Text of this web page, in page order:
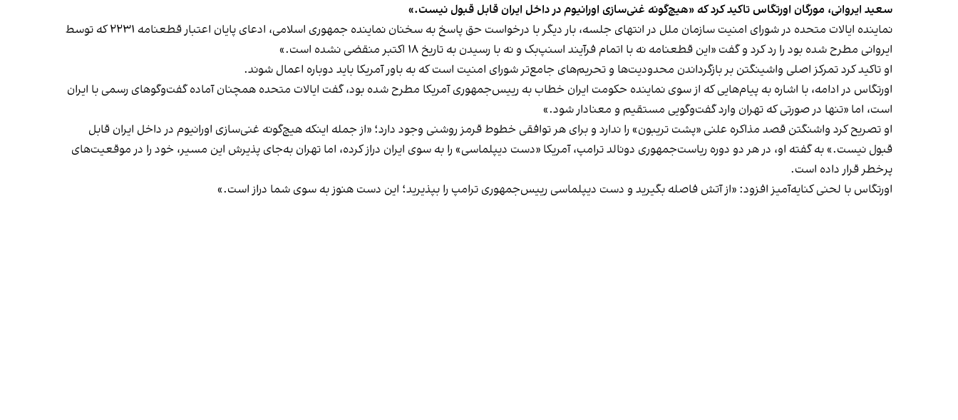
سعید ایروانی، مورگان اورتگاس تاکید کرد که «هیچ‌گونه غنی‌سازی اورانیوم در داخل ایران قابل قبول نیست.»
نماینده ایالات متحده در شورای امنیت سازمان ملل در انتهای جلسه، بار دیگر با درخواست حق پاسخ به سخنان نماینده جمهوری اسلامی، ادعای پایان اعتبار قطعنامه ۲۲۳۱ که توسط
ایروانی مطرح شده بود را رد کرد و گفت «این قطعنامه نه با اتمام فرآیند اسنپ‌بک و نه با رسیدن به تاریخ ۱۸ اکتبر منقضی نشده است.»
او تاکید کرد تمرکز اصلی واشینگتن بر بازگرداندن محدودیت‌ها و تحریم‌های جامع‌تر شورای امنیت است که به باور آمریکا باید دوباره اعمال شوند.
اورتگاس در ادامه، با اشاره به پیام‌هایی که از سوی نماینده حکومت ایران خطاب به رییس‌جمهوری آمریکا مطرح شده بود، گفت ایالات متحده همچنان آماده گفت‌وگوهای رسمی با ایران
است، اما «تنها در صورتی که تهران وارد گفت‌وگویی مستقیم و معنادار شود.»
او تصریح کرد واشنگتن قصد مذاکره علنی «پشت تریبون» را ندارد و برای هر توافقی خطوط قرمز روشنی وجود دارد؛ «از جمله اینکه هیچ‌گونه غنی‌سازی اورانیوم در داخل ایران قابل
قبول نیست.» به گفته او، در هر دو دوره ریاست‌جمهوری دونالد ترامپ، آمریکا «دست دیپلماسی» را به سوی ایران دراز کرده، اما تهران به‌جای پذیرش این مسیر، خود را در موقعیت‌های
پرخطر قرار داده است.
اورتگاس با لحنی کنایه‌آمیز افزود: «از آتش فاصله بگیرید و دست دیپلماسی رییس‌جمهوری ترامپ را بپذیرید؛ این دست هنوز به سوی شما دراز است.»